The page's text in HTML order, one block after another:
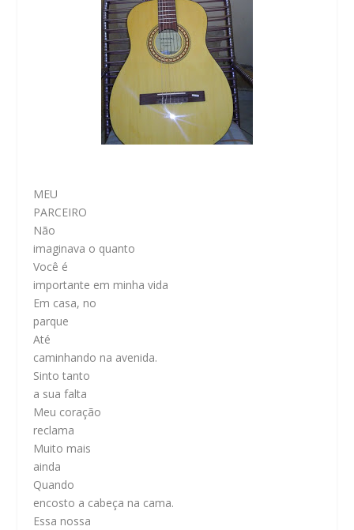
MEU
PARCEIRO
Não
imaginava o quanto
Você é
importante em minha vida
Em casa, no
parque
Até
caminhando na avenida.
Sinto tanto
a sua falta
Meu coração
reclama
Muito mais
ainda
Quando
encosto a cabeça na cama.
Essa nossa